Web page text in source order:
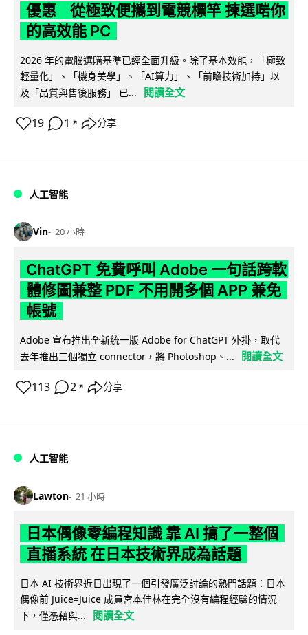
優惠 從極致便攜到電競標竿 揀選啱你
的高效能 PC
2026 年的電腦選購基準已經全面升級。除了基本效能，「極致
輕量化」、「機身美學」、「AI算力」、「前瞻技術加持」以
及「品質與售後服務」 已...
閱讀全文
19 1 ↗ 分享
人工智能
Vin 20 小時
ChatGPT 免費呼叫 Adobe 一句話跨軟
體修圖兼整 PDF 不用開多個 APP 兼免
帳號
Adobe 宣布推出全新統一版 Adobe for ChatGPT 外掛，取代
去年推出三個獨立 connector，將 Photoshop、...
閱讀全文
113 2 ↗ 分享
人工智能
Lawton 21 小時
日本偶像零編程知識 靠 AI 搞了一整個
直播系統 在日本技術界成為話題
日本 AI 技術界近日出現了一個引發廣泛討論的熱門話題：日本
偶像前 Juice=Juice 成員宮本佳林在完全沒有編程經驗的情況
下，僅憑藉與...
閱讀全文